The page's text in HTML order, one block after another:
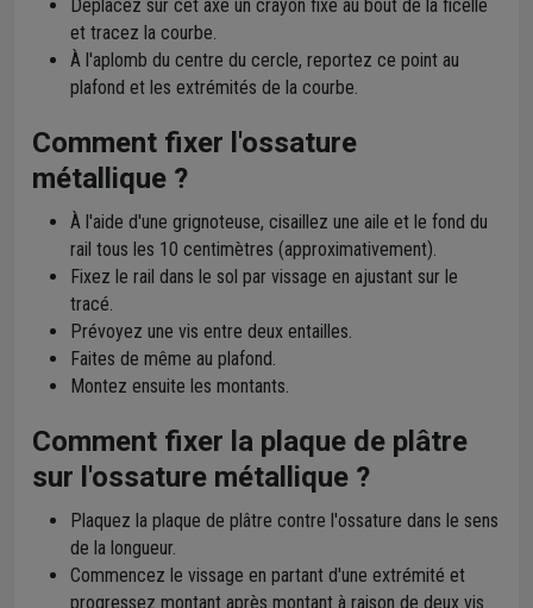
Déplacez sur cet axe un crayon fixé au bout de la ficelle
et tracez la courbe.
À l'aplomb du centre du cercle, reportez ce point au
plafond et les extrémités de la courbe.
Comment fixer l'ossature
métallique ?
À l'aide d'une grignoteuse, cisaillez une aile et le fond du
rail tous les 10 centimètres (approximativement).
Fixez le rail dans le sol par vissage en ajustant sur le
tracé.
Prévoyez une vis entre deux entailles.
Faites de même au plafond.
Montez ensuite les montants.
Comment fixer la plaque de plâtre
sur l'ossature métallique ?
Plaquez la plaque de plâtre contre l'ossature dans le sens
de la longueur.
Commencez le vissage en partant d'une extrémité et
progressez montant après montant à raison de deux vis